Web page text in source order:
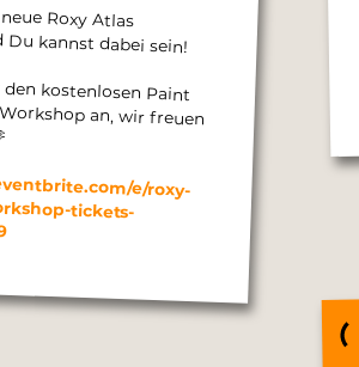
Roxy Atlas
kannst dabei sein!
kostenlosen Paint
an, wir freuen
e/roxy-
tickets-